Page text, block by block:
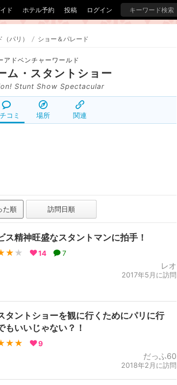
ド ホテル予約 投稿 ログイン
パリ） / ショー＆パレード
アドベンチャーワールド
ム・スタントショー
Stunt Show Spectacular
コミ 場所 関連
た順 訪問日順
ス精神旺盛なスタントマンに拍手！
★ 14 7
レオ
2017年5月に訪問
タントショーを観に行くためにパリに行
もいいじゃない？！
9
だっふ60
2018年2月に訪問